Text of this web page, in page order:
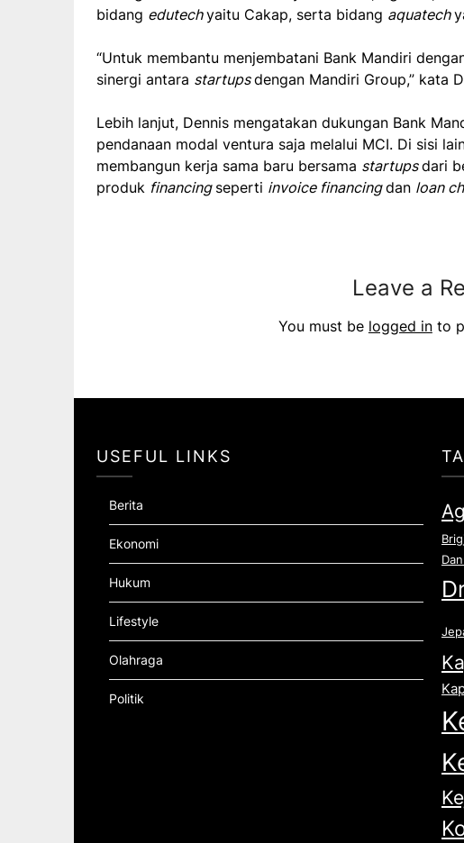
bidang edutechyaitu Cakap, serta bidang aquatech
“Untuk membantu menjembatani Bank Mandiri
sinergi antara startupsdengan Mandiri Group,” kata
Lebih lanjut, Dennis mengatakan dukungan Bank
pendanaan modal ventura saja melalui MCI. Di sisi
membangun kerja sama baru bersama startupsdari
produk financing seperti invoice financingdan loan
Leave a
You must be logged into
USEFUL LINKS
Berita
Ekonomi
Hukum
Lifestyle
Olahraga
Politik